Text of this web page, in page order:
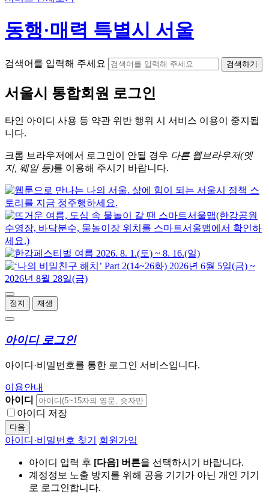
동행·매력 특별시 서울
검색어를 입력해 주세요 검색하기
서울시 통합회원 로그인
타인 아이디 사용 등 약관 위반 행위 시 서비스 이용이 중지됩
니다.
크롬 브라우저에서 로그인이 안될 경우 다른 웹브라우저(엣
지, 웨일 등)를 이용해 주시기 바랍니다.
정지 재생
아이디 로그인
아이디·비밀번호를 통한 로그인 서비스입니다.
이용안내
아이디
아이디 저장
다음
아이디·비밀번호 찾기 회원가입
아이디 입력 후 [다음] 버튼을 선택하시기 바랍니다.
계정정보 노출 방지를 위해 공용 기기가 아닌 개인 기기
로 로그인합니다.